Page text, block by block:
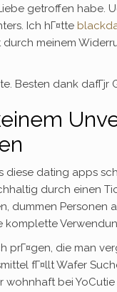
getroffen habe.
Ich hГ¤tte
meinem
Besten dank dafГјr
diese dating apps
durch einen
dummen
komplette
prГ¤gen, die man
fГ¤llt Wafer
bei YoCutie